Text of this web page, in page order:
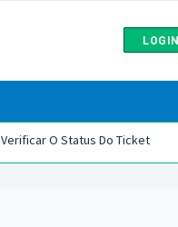
LOGIN
Verificar O Status Do Ticket